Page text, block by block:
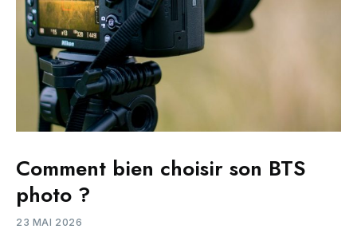
Comment bien choisir son BTS
photo ?
23 MAI 2026